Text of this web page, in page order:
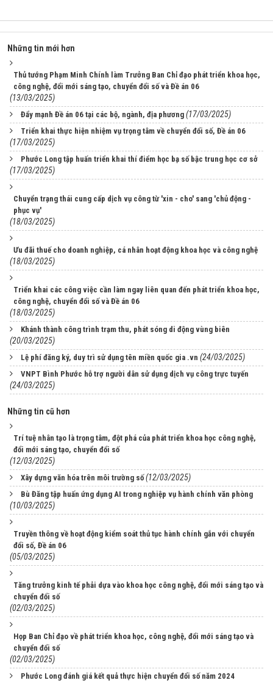
Những tin mới hơn
Thủ tướng Phạm Minh Chính làm Trưởng Ban Chỉ đạo phát triển khoa học,
công nghệ, đổi mới sáng tạo, chuyển đổi số và Đề án 06
(13/03/2025)
Đẩy mạnh Đề án 06 tại các bộ, ngành, địa phương (17/03/2025)
Triển khai thực hiện nhiệm vụ trọng tâm về chuyển đổi số, Đề án 06
(17/03/2025)
Phước Long tập huấn triển khai thí điểm học bạ số bậc trung học cơ sở
(17/03/2025)
Chuyển trạng thái cung cấp dịch vụ công từ 'xin - cho' sang 'chủ động -
phục vụ'
(18/03/2025)
Ưu đãi thuế cho doanh nghiệp, cá nhân hoạt động khoa học và công nghệ
(18/03/2025)
Triển khai các công việc cần làm ngay liên quan đến phát triển khoa học,
công nghệ, chuyển đổi số và Đề án 06
(18/03/2025)
Khánh thành công trình trạm thu, phát sóng di động vùng biên
(20/03/2025)
Lệ phí đăng ký, duy trì sử dụng tên miền quốc gia .vn (24/03/2025)
VNPT Bình Phước hỗ trợ người dân sử dụng dịch vụ công trực tuyến
(24/03/2025)
Những tin cũ hơn
Trí tuệ nhân tạo là trọng tâm, đột phá của phát triển khoa học công nghệ,
đổi mới sáng tạo, chuyển đổi số
(12/03/2025)
Xây dựng văn hóa trên môi trường số (12/03/2025)
Bù Đăng tập huấn ứng dụng AI trong nghiệp vụ hành chính văn phòng
(10/03/2025)
Truyền thông về hoạt động kiểm soát thủ tục hành chính gắn với chuyển
đổi số, Đề án 06
(05/03/2025)
Tăng trưởng kinh tế phải dựa vào khoa học công nghệ, đổi mới sáng tạo và
chuyển đổi số
(02/03/2025)
Họp Ban Chỉ đạo về phát triển khoa học, công nghệ, đổi mới sáng tạo và
chuyển đổi số
(02/03/2025)
Phước Long đánh giá kết quả thực hiện chuyển đổi số năm 2024